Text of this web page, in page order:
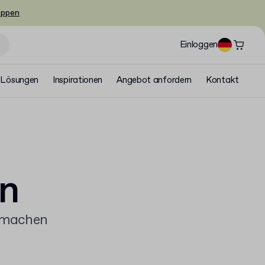
Einloggen
Lösungen Inspirationen Angebot anfordern Kontakt